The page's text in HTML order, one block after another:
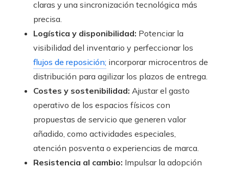
claras y una sincronización tecnológica más
precisa.
Logística y disponibilidad: Potenciar la
visibilidad del inventario y perfeccionar los
flujos de reposición; incorporar microcentros de
distribución para agilizar los plazos de entrega.
Costes y sostenibilidad: Ajustar el gasto
operativo de los espacios físicos con
propuestas de servicio que generen valor
añadido, como actividades especiales,
atención posventa o experiencias de marca.
Resistencia al cambio: Impulsar la adopción